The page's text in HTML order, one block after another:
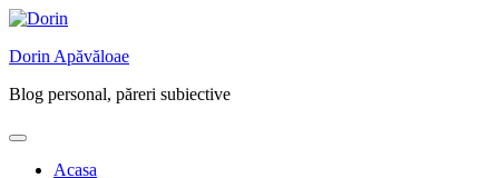
Skip
content
Dorin Apăvăloae
Blog personal, păreri subiective
Acasa